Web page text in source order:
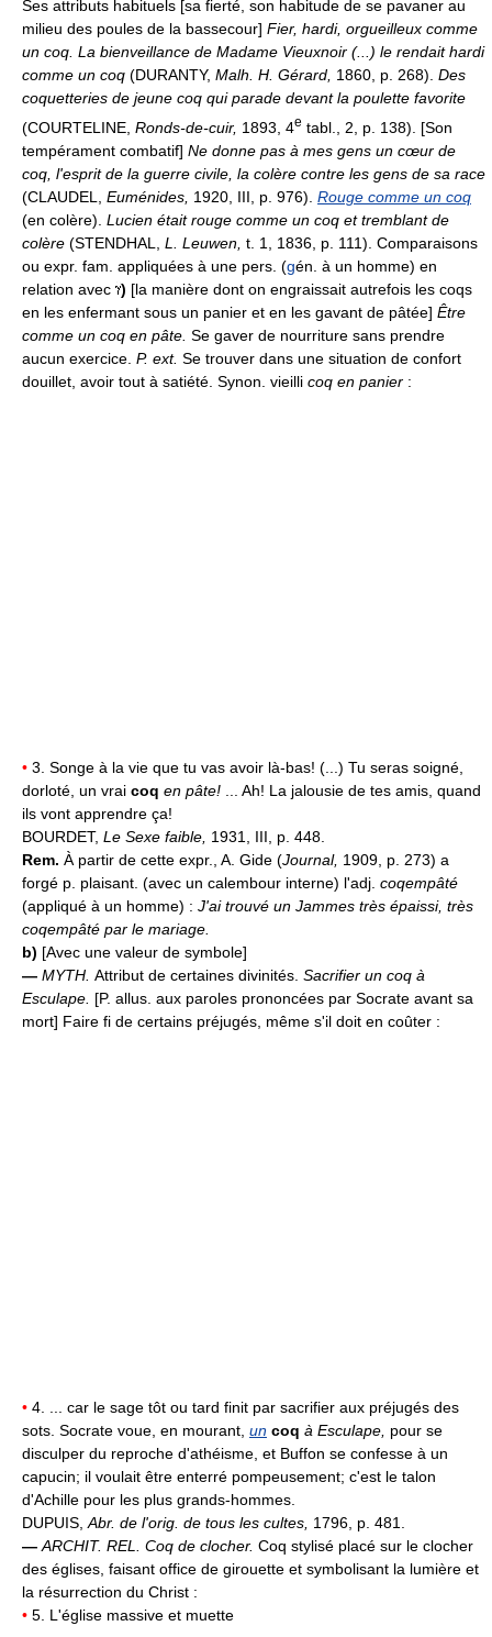
Ses attributs habituels [sa fierté, son habitude de se pavaner au
milieu des poules de la bassecour] Fier, hardi, orgueilleux comme
un coq. La bienveillance de Madame Vieuxnoir (...) le rendait hardi
comme un coq (DURANTY, Malh. H. Gérard, 1860, p. 268). Des
coquetteries de jeune coq qui parade devant la poulette favorite
(COURTELINE, Ronds-de-cuir, 1893, 4e tabl., 2, p. 138). [Son
tempérament combatif] Ne donne pas à mes gens un cœur de
coq, l'esprit de la guerre civile, la colère contre les gens de sa race
(CLAUDEL, Euménides, 1920, III, p. 976). Rouge comme un coq
(en colère). Lucien était rouge comme un coq et tremblant de
colère (STENDHAL, L. Leuwen, t. 1, 1836, p. 111). Comparaisons
ou expr. fam. appliquées à une pers. (gén. à un homme) en
relation avec ) [la manière dont on engraissait autrefois les coqs
en les enfermant sous un panier et en les gavant de pâtée] Être
comme un coq en pâte. Se gaver de nourriture sans prendre
aucun exercice. P. ext. Se trouver dans une situation de confort
douillet, avoir tout à satiété. Synon. vieilli coq en panier :
• 3. Songe à la vie que tu vas avoir là-bas! (...) Tu seras soigné,
dorloté, un vrai coq en pâte! ... Ah! La jalousie de tes amis, quand
ils vont apprendre ça!
BOURDET, Le Sexe faible, 1931, III, p. 448.
Rem. À partir de cette expr., A. Gide (Journal, 1909, p. 273) a
forgé p. plaisant. (avec un calembour interne) l'adj. coqempâté
(appliqué à un homme) : J'ai trouvé un Jammes très épaissi, très
coqempâté par le mariage.
b) [Avec une valeur de symbole]
— MYTH. Attribut de certaines divinités. Sacrifier un coq à
Esculape. [P. allus. aux paroles prononcées par Socrate avant sa
mort] Faire fi de certains préjugés, même s'il doit en coûter :
• 4. ... car le sage tôt ou tard finit par sacrifier aux préjugés des
sots. Socrate voue, en mourant, un coq à Esculape, pour se
disculper du reproche d'athéisme, et Buffon se confesse à un
capucin; il voulait être enterré pompeusement; c'est le talon
d'Achille pour les plus grands-hommes.
DUPUIS, Abr. de l'orig. de tous les cultes, 1796, p. 481.
— ARCHIT. REL. Coq de clocher. Coq stylisé placé sur le clocher
des églises, faisant office de girouette et symbolisant la lumière et
la résurrection du Christ :
• 5. L'église massive et muette